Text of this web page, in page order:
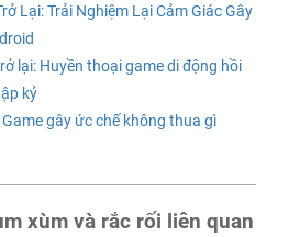
Lại: Trải Nghiệm Lại Cảm Giác Gây
lại: Huyền thoại game di động hồi
kỷ
gây ức chế không thua gì
xùm và rắc rối liên quan